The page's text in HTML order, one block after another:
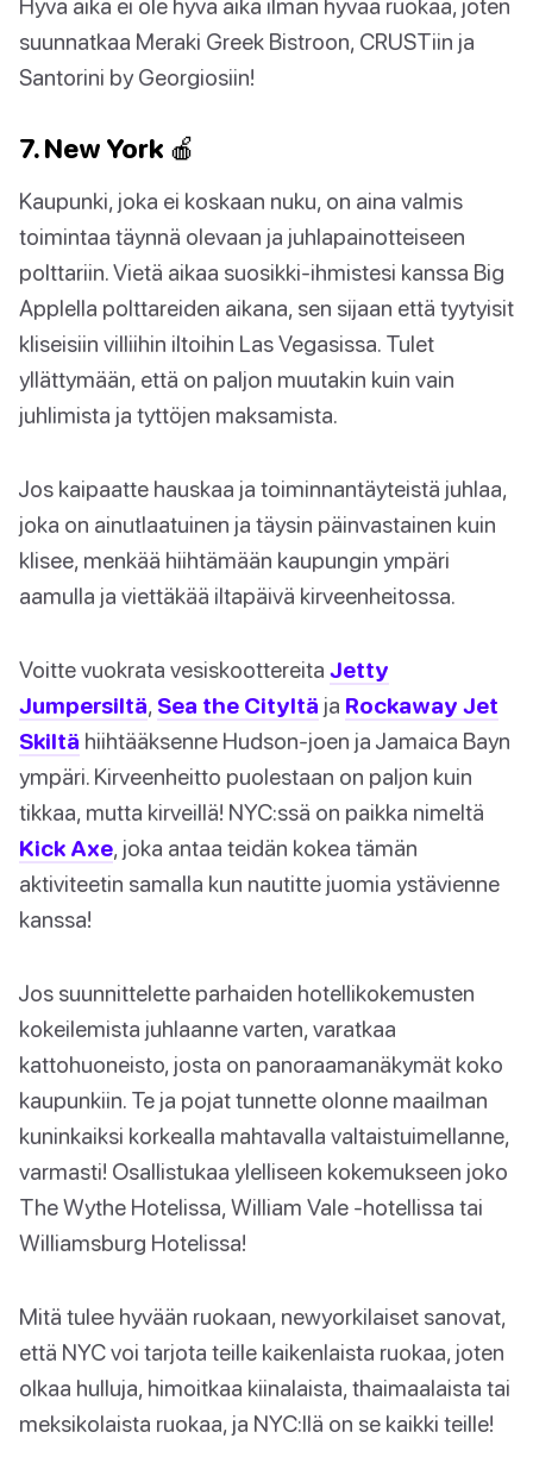
suunnatkaa Meraki Greek Bistroon, CRUSTiin ja
Santorini by Georgiosiin!
7. New York 🍎
Kaupunki, joka ei koskaan nuku, on aina valmis
toimintaa täynnä olevaan ja juhlapainotteiseen
polttariin. Vietä aikaa suosikki-ihmistesi kanssa Big
Applella polttareiden aikana, sen sijaan että tyytyisit
kliseisiin villiihin iltoihin Las Vegasissa. Tulet
yllättymään, että on paljon muutakin kuin vain
juhlimista ja tyttöjen maksamista.
Jos kaipaatte hauskaa ja toiminnantäyteistä juhlaa,
joka on ainutlaatuinen ja täysin päinvastainen kuin
klisee, menkää hiihtämään kaupungin ympäri
aamulla ja viettäkää iltapäivä kirveenheitossa.
Voitte vuokrata vesiskoottereita Jetty
Jumpersiltä, Sea the Cityltä ja Rockaway Jet
Skiltä hiihtääksenne Hudson-joen ja Jamaica Bayn
ympäri. Kirveenheitto puolestaan on paljon kuin
tikkaa, mutta kirveillä! NYC:ssä on paikka nimeltä
Kick Axe, joka antaa teidän kokea tämän
aktiviteetin samalla kun nautitte juomia ystävienne
kanssa!
Jos suunnittelette parhaiden hotellikokemusten
kokeilemista juhlaanne varten, varatkaa
kattohuoneisto, josta on panoraamanäkymät koko
kaupunkiin. Te ja pojat tunnette olonne maailman
kuninkaiksi korkealla mahtavalla valtaistuimellanne,
varmasti! Osallistukaa ylelliseen kokemukseen joko
The Wythe Hotelissa, William Vale -hotellissa tai
Williamsburg Hotelissa!
Mitä tulee hyvään ruokaan, newyorkilaiset sanovat,
että NYC voi tarjota teille kaikenlaista ruokaa, joten
olkaa hulluja, himoitkaa kiinalaista, thaimaalaista tai
meksikolaista ruokaa, ja NYC:llä on se kaikki teille!